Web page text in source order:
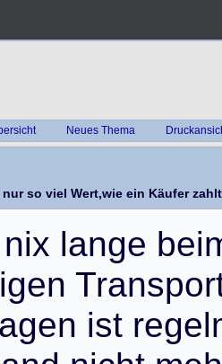
Neues Thema
so viel Wert,wie ein Käufer zahlt
nix lange bei
igen Transpor
agen ist regel